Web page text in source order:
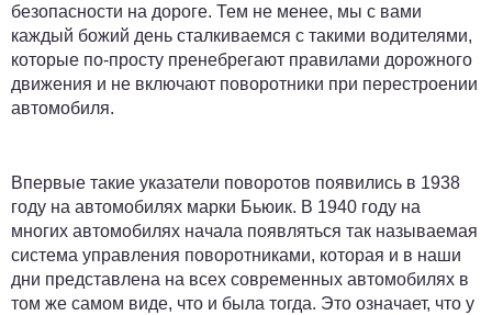
безопасности на дороге. Тем не менее, мы с вами
каждый божий день сталкиваемся с такими водителями,
которые по-просту пренебрегают правилами дорожного
движения и не включают поворотники при перестроении
автомобиля.
Впервые такие указатели поворотов появились в 1938
году на автомобилях марки Бьюик. В 1940 году на
многих автомобилях начала появляться так называемая
система управления поворотниками, которая и в наши
дни представлена на всех современных автомобилях в
том же самом виде, что и была тогда. Это означает, что у